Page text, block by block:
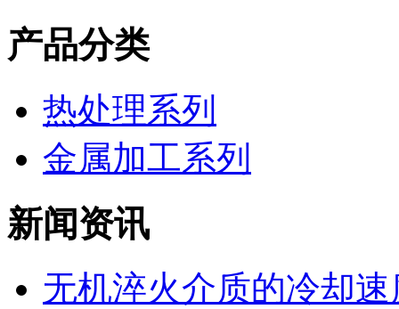
产品分类
热处理系列
金属加工系列
新闻资讯
无机淬火介质的冷却